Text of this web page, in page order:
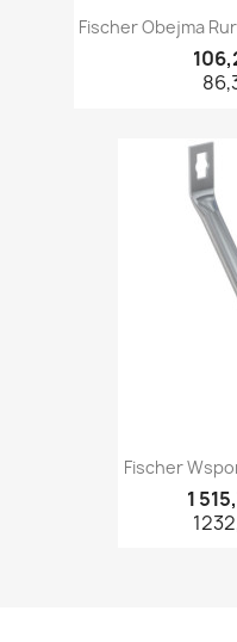
Fischer Obejma
Fischer
1